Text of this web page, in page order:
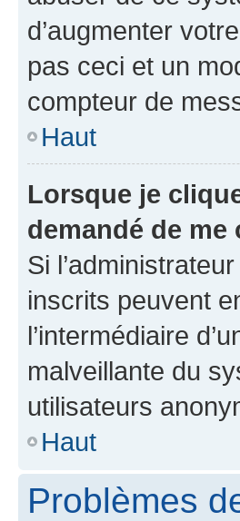
d’augmenter
pas ceci et un
compteur de
Haut
Lorsque je
demandé de me
Si
inscrits peuvent
l’intermédiaire
malveillante du
utilisateurs
Haut
Problèmes